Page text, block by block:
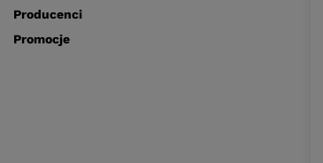
Producenci
Promocje